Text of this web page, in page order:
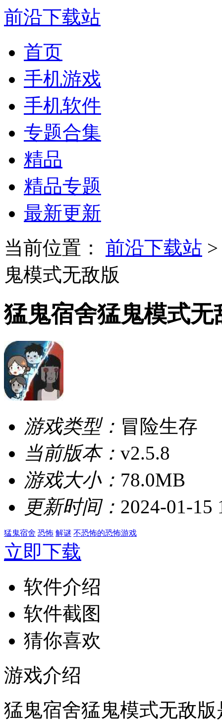
前沿下载站
首页
手机游戏
手机软件
专题合集
精品
精品专题
最新更新
当前位置：
前沿下载站
鬼模式无敌版
猛鬼宿舍猛鬼模式无
游戏类型： 冒险生存
当前版本： v2.5.8
游戏大小： 78.0MB
更新时间： 2024-01-15
猛鬼宿舍 恐怖 解谜 不恐怖的恐怖游戏
立即下载
软件介绍
软件截图
猜你喜欢
游戏介绍
猛鬼宿舍猛鬼模式无敌